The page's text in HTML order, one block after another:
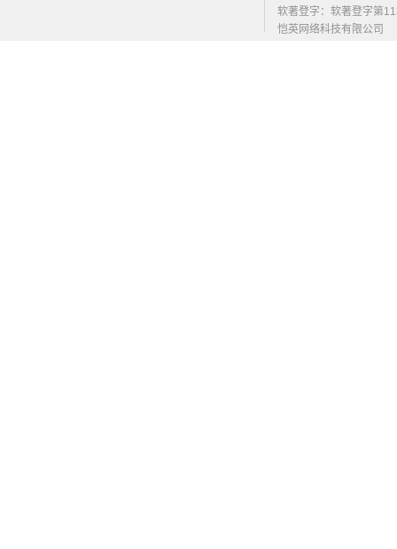
软著登字：软著登字第
恺英网络科技有限公司